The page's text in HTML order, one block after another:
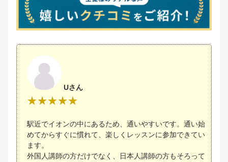
Uさん
駅近でイオンの中にあるため、通いやすいです。通い始
めてからすぐに慣れて、楽しくレッスンに参加できてい
ます。
外国人講師の方だけでなく、日本人講師の方もそろって